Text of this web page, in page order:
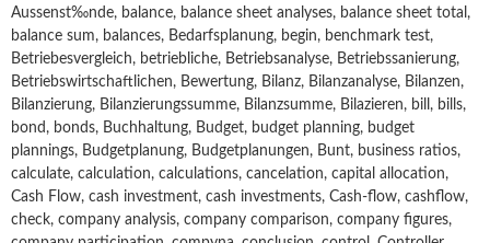
Aussenst‰nde, balance, balance sheet analyses, balance sheet total,
balance sum, balances, Bedarfsplanung, begin, benchmark test,
Betriebesvergleich, betriebliche, Betriebsanalyse, Betriebssanierung,
Betriebswirtschaftlichen, Bewertung, Bilanz, Bilanzanalyse, Bilanzen,
Bilanzierung, Bilanzierungssumme, Bilanzsumme, Bilazieren, bill, bills,
bond, bonds, Buchhaltung, Budget, budget planning, budget
plannings, Budgetplanung, Budgetplanungen, Bunt, business ratios,
calculate, calculation, calculations, cancelation, capital allocation,
Cash Flow, cash investment, cash investments, Cash-flow, cashflow,
check, company analysis, company comparison, company figures,